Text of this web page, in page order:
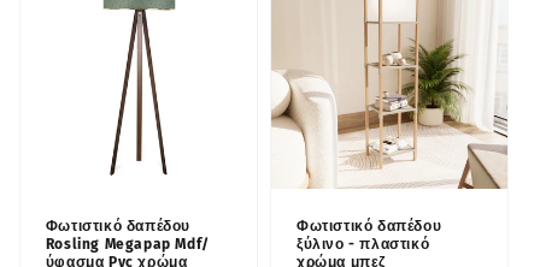
Φωτιστικό δαπέδου
Rosling Megapap Mdf/
ύφασμα Pvc χρώμα
Φωτιστικό δαπέδου
ξύλινο - πλαστικό
χρώμα μπεζ